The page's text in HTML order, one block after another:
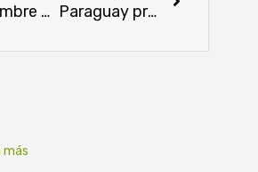
La Cumbre de la Ganadería 2025 promete innovación y apertura internacional en Francia Paraguay presentará el Balance Energético Nacional 2024
más